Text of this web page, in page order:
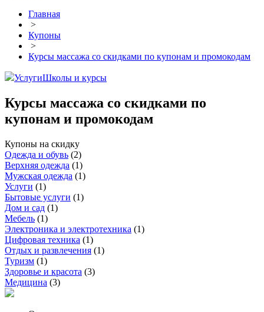
Главная
>
Купоны
>
Курсы массажа со скидками по купонам и промокодам
УслугиШколы и курсы
Курсы массажа со скидками по
купонам и промокодам
Купоны на скидку
Одежда и обувь (2)
Верхняя одежда (1)
Мужская одежда (1)
Услуги (1)
Бытовые услуги (1)
Дом и сад (1)
Мебель (1)
Электроника и электротехника (1)
Цифровая техника (1)
Отдых и развлечения (1)
Туризм (1)
Здоровье и красота (3)
Медицина (3)